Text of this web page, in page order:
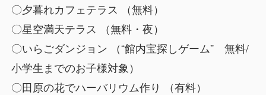
〇夕暮れカフェテラス （無料）
〇星空満天テラス （無料・夜）
〇いらごダンジョン （“館内宝探しゲーム” 無料/
小学生までのお子様対象）
〇田原の花でハーバリウム作り （有料）